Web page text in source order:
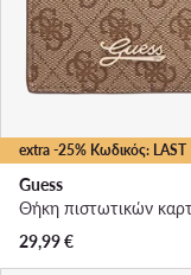
extra -25% Κωδικός: LAST
Guess
29,99€